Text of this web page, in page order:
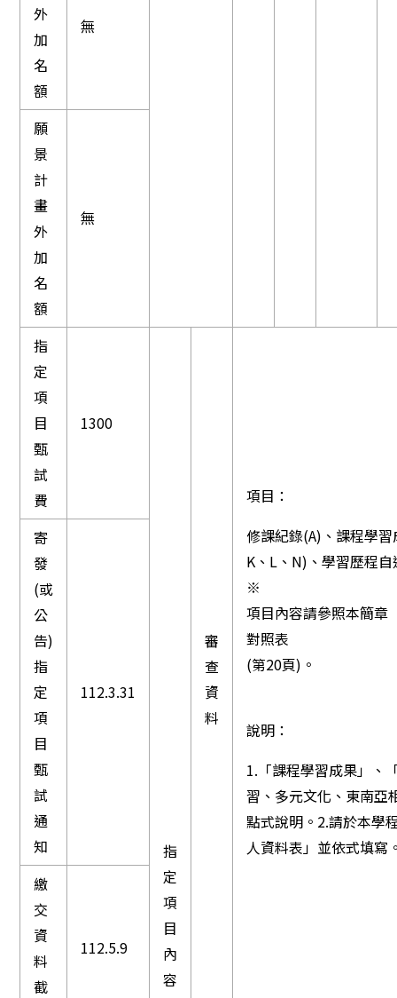
外
加
名
額
無
願
景
計
畫
外
加
名
額
無
指
定
項
目
甄
試
費
1300
指
定
項
目
內
容
審
查
資
料
項目：
修課紀錄(A)、課程學
K、L、N)、學習歷程
※
項目內容請參照本簡章
對照表
(第20頁)。
說明：
1.「課程學習成果」、
習、多元文化、東南亞
點式說明。2.請於本學
人資料表」並依式填寫
寄
發
(或
公
告)
指
定
項
目
甄
試
通
知
112.3.31
繳
交
資
料
截
112.5.9